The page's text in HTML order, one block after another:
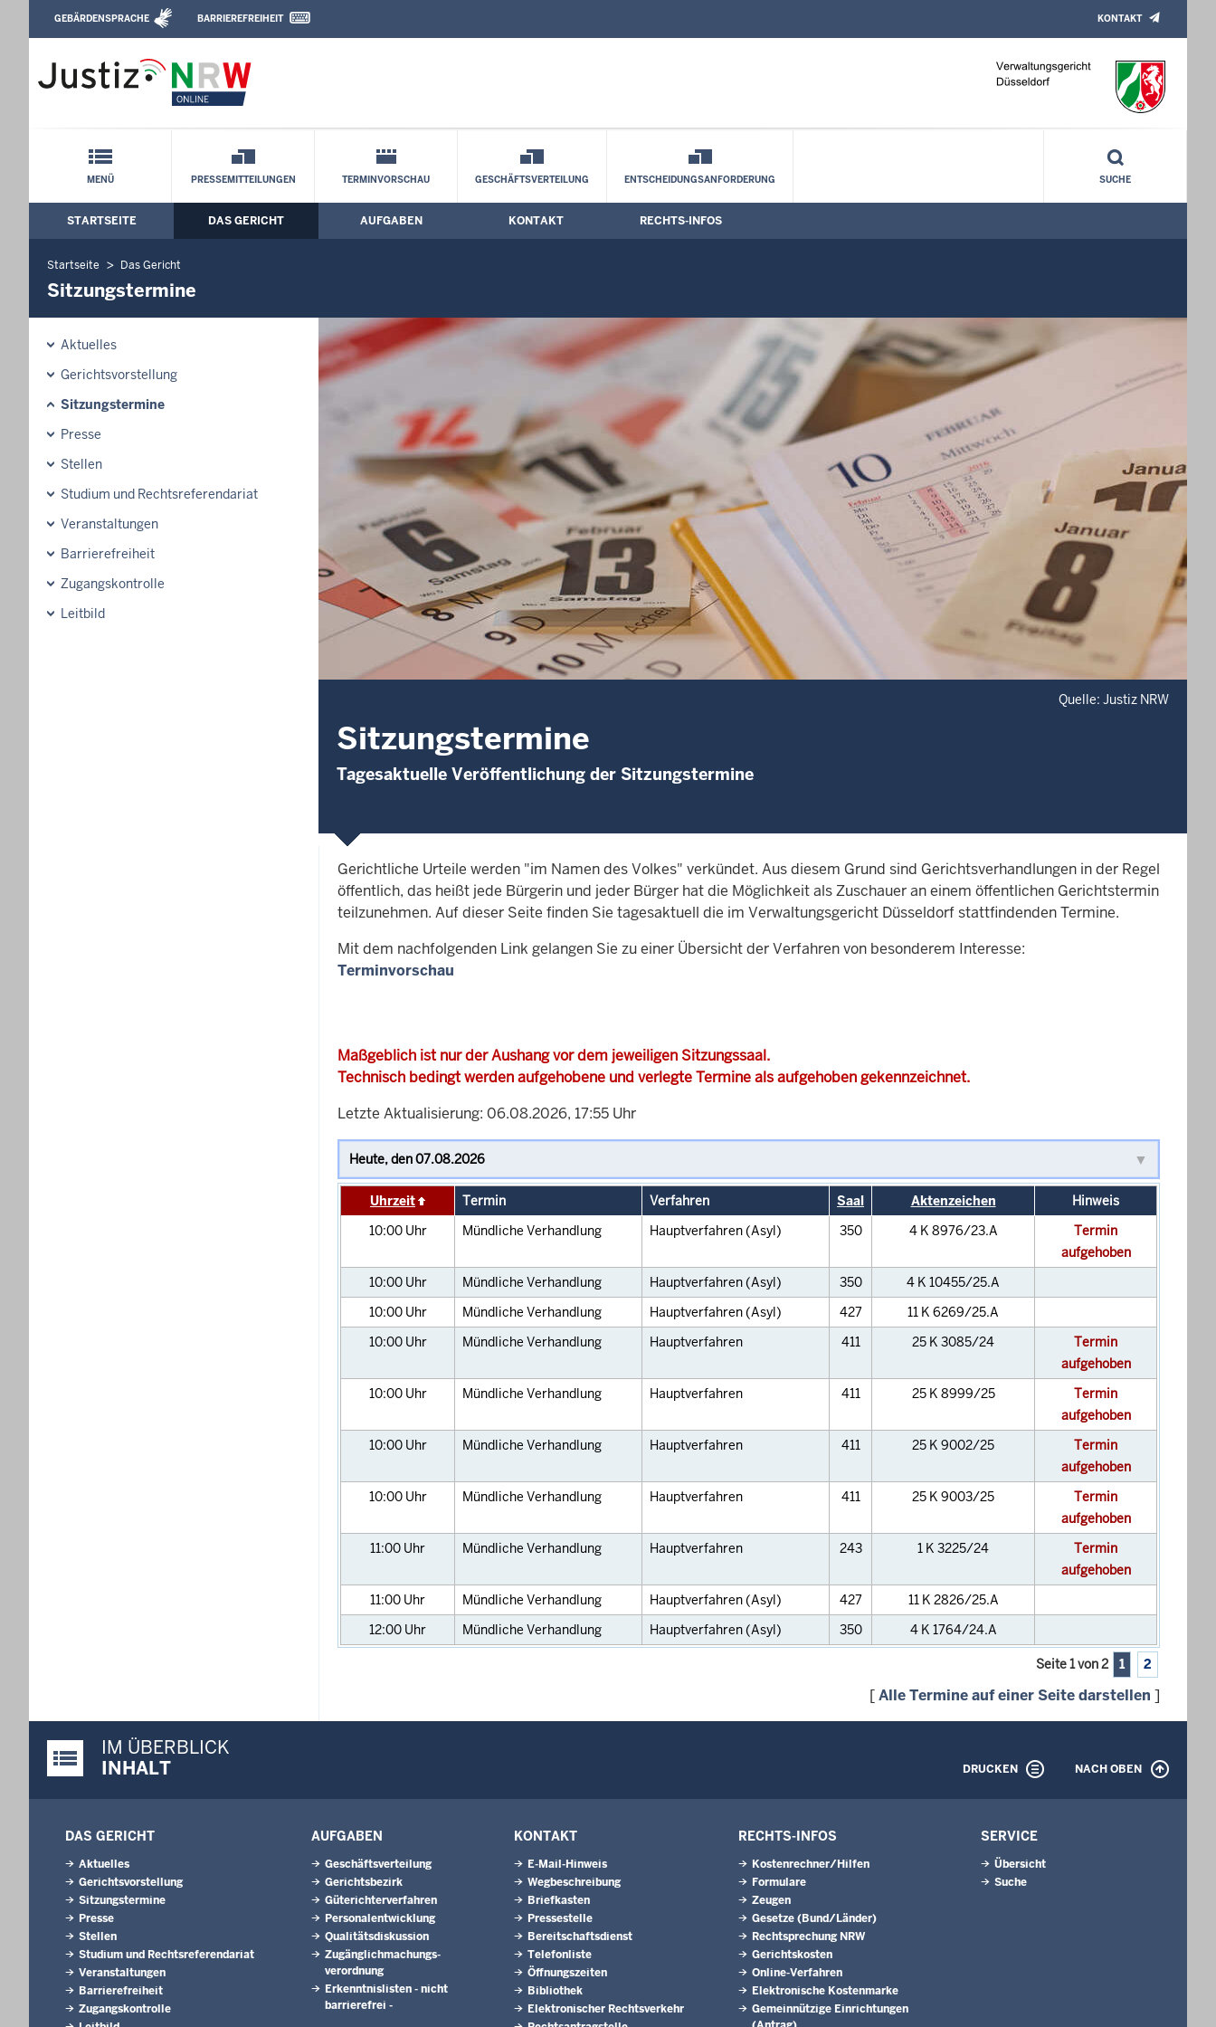
Verwaltungsgericht Düsseldorf: Sitzungstermine
Direkt zum Inhalt
Leichte Sprache, Gebärdensprachenvideo und Kontaktformular
GEBÄRDENSPRACHE BARRIEREFREIHEIT KONTAKT
Schnellnavigation mit Volltext-Suche
MENÜ PRESSEMITTEILUNGEN TERMINVORSCHAU GESCHÄFTSVERTEILUNG ENTSCHEIDUNGSANFORDERUNG SUCHE
Hauptmenü: Hauptnavigation
STARTSEITE DAS GERICHT AUFGABEN KONTAKT RECHTS-INFOS
Startseite Das Gericht
Sitzungstermine
Aktuelles
Gerichtsvorstellung
Sitzungstermine
Presse
Stellen
Studium und Rechtsreferendariat
Veranstaltungen
Barrierefreiheit
Zugangskontrolle
Leitbild
Quelle: Justiz NRW
Sitzungstermine
Tagesaktuelle Veröffentlichung der Sitzungstermine
Gerichtliche Urteile werden "im Namen des Volkes" verkündet. Aus diesem Grund sind Gerichtsverhandlungen in der Regel
öffentlich, das heißt jede Bürgerin und jeder Bürger hat die Möglichkeit als Zuschauer an einem öffentlichen Gerichtstermin
teilzunehmen. Auf dieser Seite finden Sie tagesaktuell die im Verwaltungsgericht Düsseldorf stattfindenden Termine.
Mit dem nachfolgenden Link gelangen Sie zu einer Übersicht der Verfahren von besonderem Interesse:
Terminvorschau
Maßgeblich ist nur der Aushang vor dem jeweiligen Sitzungssaal.
Technisch bedingt werden aufgehobene und verlegte Termine als aufgehoben gekennzeichnet.
Letzte Aktualisierung: 06.08.2026, 17:55 Uhr
Uhrzeit Termin Verfahren Saal Aktenzeichen
Hinweis
10:00 Uhr Mündliche Verhandlung Hauptverfahren (Asyl) 350 4 K 8976/23.A
Termin
aufgehoben
10:00 Uhr Mündliche Verhandlung Hauptverfahren (Asyl) 350
4 K 10455/25.A
10:00 Uhr Mündliche Verhandlung Hauptverfahren (Asyl) 427
11 K 6269/25.A
10:00 Uhr Mündliche Verhandlung Hauptverfahren 411 25 K 3085/24
Termin
aufgehoben
10:00 Uhr Mündliche Verhandlung Hauptverfahren 411 25 K 8999/25
Termin
aufgehoben
10:00 Uhr Mündliche Verhandlung Hauptverfahren 411 25 K 9002/25
Termin
aufgehoben
10:00 Uhr Mündliche Verhandlung Hauptverfahren 411 25 K 9003/25
Termin
aufgehoben
11:00 Uhr Mündliche Verhandlung Hauptverfahren 243 1 K 3225/24
Termin
aufgehoben
11:00 Uhr Mündliche Verhandlung Hauptverfahren (Asyl) 427
11 K 2826/25.A
12:00 Uhr Mündliche Verhandlung Hauptverfahren (Asyl) 350 4 K 1764/24.A
Seite 1 von 2 1 2
[Alle Termine auf einer Seite darstellen ]
Justiz-Portal im Überblick:
IM ÜBERBLICK
INHALT
DRUCKEN NACH OBEN
DAS GERICHT
Aktuelles
Gerichtsvorstellung
Sitzungstermine
Presse
Stellen
Studium und Rechtsreferendariat
Veranstaltungen
Barrierefreiheit
Zugangskontrolle
AUFGABEN
Geschäftsverteilung
Gerichtsbezirk
Güterichterverfahren
Personalentwicklung
Qualitätsdiskussion
Zugänglichmachungs­
verordnung
Erkenntnislisten - nicht
barrierefrei -
KONTAKT
E-Mail-Hinweis
Wegbeschreibung
Briefkasten
Pressestelle
Bereitschaftsdienst
Telefonliste
Öffnungszeiten
Bibliothek
Elektronischer Rechtsverkehr
RECHTS-INFOS
Kostenrechner/Hilfen
Formulare
Zeugen
Gesetze (Bund/Länder)
Rechtsprechung NRW
Gerichtskosten
Online-Verfahren
Elektronische Kostenmarke
Gemeinnützige Einrichtungen
SERVICE
Übersicht
Suche